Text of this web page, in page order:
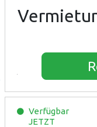
Verfügbar
JETZT